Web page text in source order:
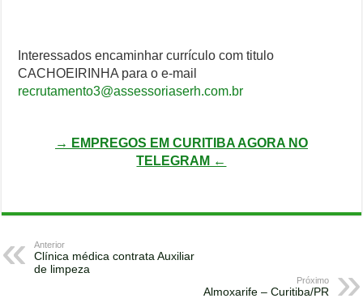
Interessados encaminhar currículo com titulo
CACHOEIRINHA para o e-mail
recrutamento3@assessoriaserh.com.br
→ EMPREGOS EM CURITIBA AGORA NO
TELEGRAM ←
Anterior
Clínica médica contrata Auxiliar
de limpeza
Próximo
Almoxarife – Curitiba/PR